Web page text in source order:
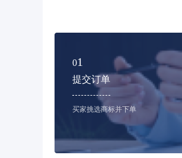
01
提交订单
买家挑选商标并下单